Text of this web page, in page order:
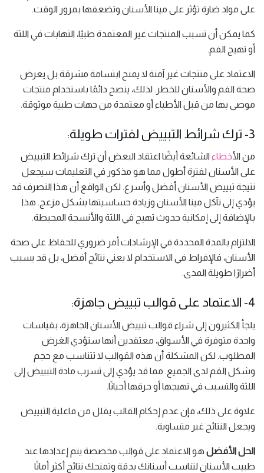
على مواد ضارة تؤثر على مينا الأسنان وتضعفها بمرور الوقت.
كما يمكن أن تسبب المنتجات غير المعتمدة طبيًا، التهابات في اللثة
أو تهيج الفم.
الاعتماد على منتجات غير آمنة لا يمنح ابتسامة مشرقة بل يعرض
صحة الفم والأسنان للخطر. لذلك، ينصح دائمًا باستخدام منتجات
موصى بها من قبل الأطباء أو معتمدة من جهات طبية موثوقة.
3- ترك شرائط التبييض لفترات طويلة:
من الأخطاء الشائعة أيضًا اعتقاد البعض أن ترك شرائط التبييض
على الأسنان لفترة أطول مما هو مذكور في التعليمات سيجعل
نتيجة تبييض الأسنان أفضل وأسرع. لكن الواقع أن هذا التصرف قد
يؤدي إلى تآكل مينا الأسنان وزيادة حساسيتها بشكل مزعج. هذا
بالإضافة إلى إمكانية حدوث تهيج في اللثة والأنسجة المحيطة.
الالتزام بالمدة المحددة في الإرشادات أمر ضروري للحفاظ على صحة
الأسنان، فالإفراط في الاستخدام لا يعني نتائج أفضل، بل قد يسبب
أضرارًا طويلة المدى.
4- الاعتماد على قوالب تبييض جاهزة:
يلجأ الكثيرون إلى شراء قوالب تبييض الأسنان الجاهزة، بقياسات
واحدة متوفرة في الأسواق، معتقدين أنها ستؤدي الغرض
المطلوب. لكن المشكلة أن هذه القوالب لا تتناسب مع حجم
وشكل الفم لدى الجميع. مما قد يؤدي إلى تسرب مادة التبييض إلى
اللثة والتسبب في تهيجها أو حرقها أحيانًا.
علاوة على ذلك، فإن عدم إحكام القالب يقلل من فاعلية التبييض
ويجعل النتائج غير متساوية.
الحل الأفضل هو الاعتماد على قوالب مخصصة يتم إعدادها عند
طبيب الأسنان لتناسب أسنانك بدقة وتمنحك نتائج أكثر أمانًا